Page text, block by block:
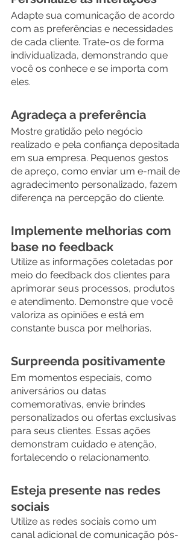
Adapte sua comunicação de acordo
com as preferências e necessidades
de cada cliente. Trate-os de forma
individualizada, demonstrando que
você os conhece e se importa com
eles.
Agradeça a preferência
Mostre gratidão pelo negócio
realizado e pela confiança depositada
em sua empresa. Pequenos gestos
de apreço, como enviar um e-mail de
agradecimento personalizado, fazem
diferença na percepção do cliente.
Implemente melhorias com
base no feedback
Utilize as informações coletadas por
meio do feedback dos clientes para
aprimorar seus processos, produtos
e atendimento. Demonstre que você
valoriza as opiniões e está em
constante busca por melhorias.
Surpreenda positivamente
Em momentos especiais, como
aniversários ou datas
comemorativas, envie brindes
personalizados ou ofertas exclusivas
para seus clientes. Essas ações
demonstram cuidado e atenção,
fortalecendo o relacionamento.
Esteja presente nas redes
sociais
Utilize as redes sociais como um
canal adicional de comunicação pós-